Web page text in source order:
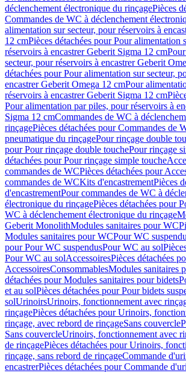
déclenchement électronique du rinçagePièces
Commandes de WC à déclenchement
alimentation sur secteur, pour réservoirs à
12 cmPièces détachées pour Pour alimentation
réservoirs à encastrer Geberit Sigma 12 cm
secteur, pour réservoirs à encastrer Geberit
détachées pour Pour alimentation sur secteur,
encastrer Geberit Omega 12 cmPour
réservoirs à encastrer Geberit Sigma 12 cm
Pour alimentation par piles, pour réservoirs à
Sigma 12 cmCommandes de WC à
rinçagePièces détachées pour Commandes de
pneumatique du rinçagePour rinçage double
pour Pour rinçage double touchePour rinçage
détachées pour Pour rinçage simple touche
commandes de WCPièces détachées pour
commandes de WCKits d'encastrementPièces
d'encastrementPour commandes de WC à
électronique du rinçagePièces détachées pour
WC à déclenchement électronique du rinçage
Geberit MonolithModules sanitaires pour WC
Modules sanitaires pour WCPour WC
pour Pour WC suspendusPour WC au sol
Pour WC au solAccessoiresPièces détachées
AccessoiresConsommablesModules sanitaires
détachées pour Modules sanitaires pour bidets
et au solPièces détachées pour Pour bidets
solUrinoirsUrinoirs, fonctionnement avec
rinçagePièces détachées pour Urinoirs,
rinçage, avec rebord de rinçageSans couvercle
Sans couvercleUrinoirs, fonctionnement avec
de rinçagePièces détachées pour Urinoirs,
rinçage, sans rebord de rinçageCommande
encastrerPièces détachées pour Commande